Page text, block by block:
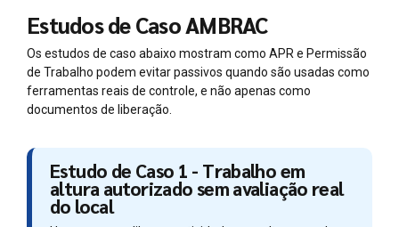
Estudos de Caso AMBRAC
Os estudos de caso abaixo mostram como APR e Permissão
de Trabalho podem evitar passivos quando são usadas como
ferramentas reais de controle, e não apenas como
documentos de liberação.
Estudo de Caso 1 - Trabalho em
altura autorizado sem avaliação real
do local